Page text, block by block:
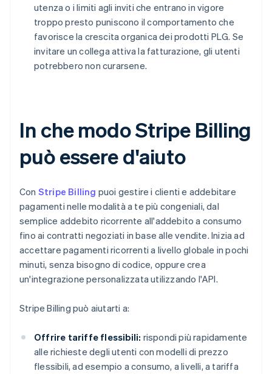
utenza o i limiti agli inviti che entrano in vigore
troppo presto puniscono il comportamento che
favorisce la crescita organica dei prodotti PLG. Se
invitare un collega attiva la fatturazione, gli utenti
potrebbero non curarsene.
In che modo Stripe Billing
può essere d'aiuto
Con Stripe Billing puoi gestire i clienti e addebitare
pagamenti nelle modalità a te più congeniali, dal
semplice addebito ricorrente all'addebito a consumo
fino ai contratti negoziati in base alle vendite. Inizia ad
accettare pagamenti ricorrenti a livello globale in pochi
minuti, senza bisogno di codice, oppure crea
un'integrazione personalizzata utilizzando l'API.
Stripe Billing può aiutarti a:
Offrire tariffe flessibili: rispondi più rapidamente
alle richieste degli utenti con modelli di prezzo
flessibili, ad esempio a consumo, a livelli, a tariffa